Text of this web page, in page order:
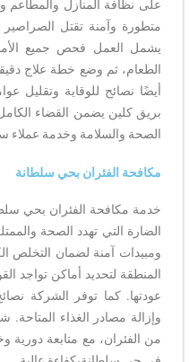
على نظافة المنازل والمطاعم
متطورة وآمنة تقتل الصراصير
يشمل العمل فحص جميع
الطعام، ثم وضع خطة علاج
أيضًا نصائح للوقاية وتقليل
بريق كلين يضمن القضاء الكامل
الصحة والسلامة وخدمة عملاء
مكافحة الفئران بحي سلطانة
خدمة مكافحة الفئران بحي
الضارة التي تهدد الصحة
ومبيدات آمنة لضمان التخلص
المنطقة لتحديد أماكن تواجد
عودتها. كما توفر الشركة
وإزالة مصادر الغذاء
من الفئران، مع متابعة دورية